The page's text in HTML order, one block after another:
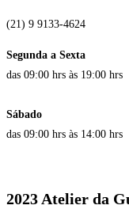
(21) 9 9133-4624
Segunda a Sexta
das 09:00 hrs às 19:00 hrs
Sábado
das 09:00 hrs às 14:00 hrs
2023 Atelier da